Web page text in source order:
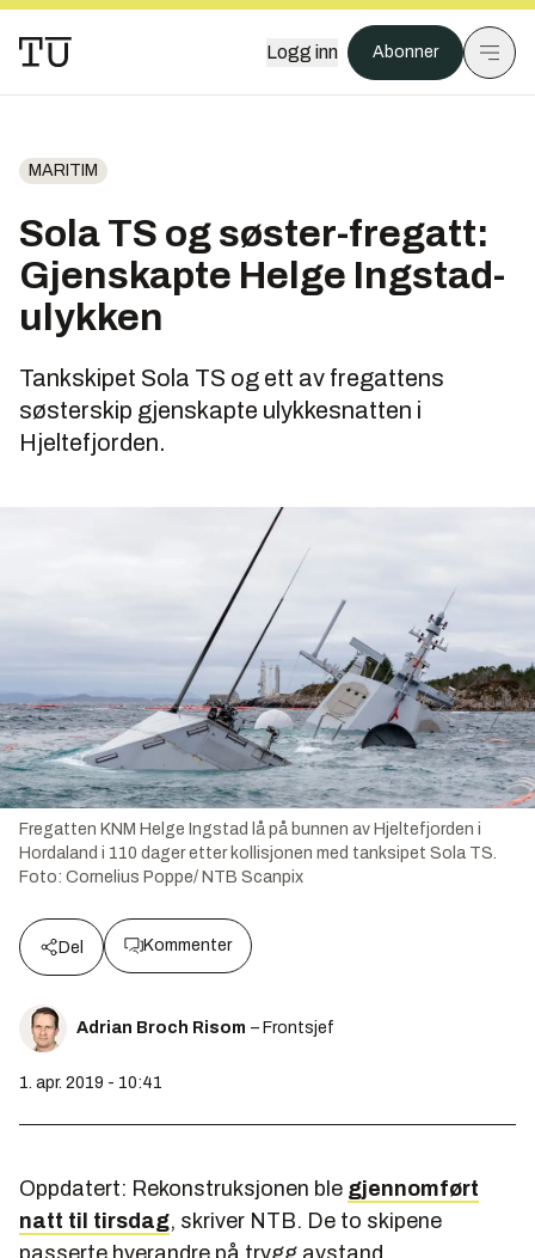
Logg inn Abonner
MARITIM
Sola TS og søster-fregatt:
Gjenskapte Helge Ingstad-
ulykken
Tankskipet Sola TS og ett av fregattens
søsterskip gjenskapte ulykkesnatten i
Hjeltefjorden.
Fregatten KNM Helge Ingstad lå på bunnen av Hjeltefjorden i
Hordaland i 110 dager etter kollisjonen med tanksipet Sola TS.
Foto: Cornelius Poppe/ NTB Scanpix
Del Kommenter
Adrian Broch Risom – Frontsjef
1. apr. 2019 - 10:41
Oppdatert: Rekonstruksjonen ble gjennomført
natt til tirsdag, skriver NTB. De to skipene